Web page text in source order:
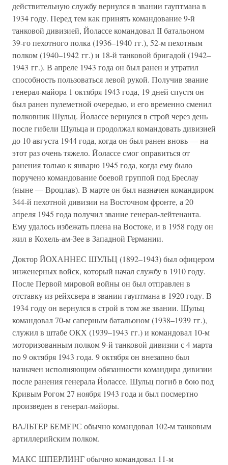
действительную службу вернулся в звании гауптмана в
1934 году. Перед тем как принять командование 9-й
танковой дивизией, Йолассе командовал II батальоном
39-го пехотного полка (1936–1940 гг.), 52-м пехотным
полком (1940–1942 гг.) и 18-й танковой бригадой (1942–
1943 гг.). В апреле 1943 года он был ранен и утратил
способность пользоваться левой рукой. Получив звание
генерал-майора 1 октября 1943 года, 19 дней спустя он
был ранен пулеметной очередью, и его временно сменил
полковник Шульц. Йолассе вернулся в строй через день
после гибели Шульца и продолжал командовать дивизией
до 10 августа 1944 года, когда он был ранен вновь — на
этот раз очень тяжело. Йолассе смог оправиться от
ранения только к январю 1945 года, когда ему было
поручено командование боевой группой под Бреслау
(ныне — Вроцлав). В марте он был назначен командиром
344-й пехотной дивизии на Восточном фронте, а 20
апреля 1945 года получил звание генерал-лейтенанта.
Ему удалось избежать плена на Востоке, и в 1958 году он
жил в Кохель-ам-Зее в Западной Германии.
Доктор ЙОХАННЕС ШУЛЬЦ (1892–1943) был офицером
инженерных войск, который начал службу в 1910 году.
После Первой мировой войны он был отправлен в
отставку из рейхсвера в звании гауптмана в 1920 году. В
1934 году он вернулся в строй в том же звании. Шульц
командовал 70-м саперным батальоном (1938–1939 гг.),
служил в штабе ОКХ (1939–1943 гг.) и командовал 10-м
моторизованным полком 9-й танковой дивизии с 4 марта
по 9 октября 1943 года. 9 октября он внезапно был
назначен исполняющим обязанности командира дивизии
после ранения генерала Йолассе. Шульц погиб в бою под
Кривым Рогом 27 ноября 1943 года и был посмертно
произведен в генерал-майоры.
ВАЛЬТЕР БЕМЕРС обычно командовал 102-м танковым
артиллерийским полком.
МАКС ШПЕРЛИНГ обычно командовал 11-м